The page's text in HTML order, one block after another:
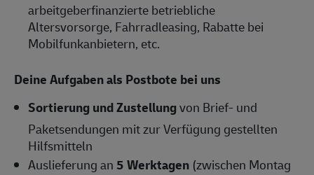
arbeitgeberfinanzierte betriebliche
Altersvorsorge, Fahrradleasing, Rabatte bei
Mobilfunkanbietern, etc.
Deine Aufgaben als Postbote bei uns
Sortierung und Zustellungvon Brief- und
Paketsendungen mit zur Verfügung gestellten
Hilfsmitteln
Auslieferung an5 Werktagen (zwischen Montag